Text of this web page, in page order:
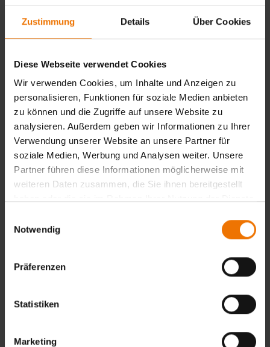
Zustimmung Details Über Cookies
Diese Webseite verwendet Cookies
Wir verwenden Cookies, um Inhalte und Anzeigen zu
personalisieren, Funktionen für soziale Medien anbieten
zu können und die Zugriffe auf unsere Website zu
analysieren. Außerdem geben wir Informationen zu Ihrer
Verwendung unserer Website an unsere Partner für
soziale Medien, Werbung und Analysen weiter. Unsere
Partner führen diese Informationen möglicherweise mit
weiteren Daten zusammen, die Sie ihnen bereitgestellt
Notwendig
Präferenzen
Statistiken
Marketing
Ergebnisse.
Welche Voraussetzung muss ich erfüllen?
Bestätigung der ausreichenden Sehfähigkeit, wie bei der
Erstzertifizierung.
Belege der fortgesetzten, zufriedenstellenden
Arbeitstätigkeit. Mindestens ein Prüfprotokoll pro Jahr –
alle Produktsektoren (w, c, f, wp, t) müssen abgedeckt sein.
Zurück
Unterrichtsform:
Termine: